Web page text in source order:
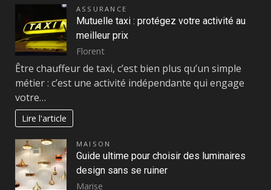
ASSURANCE
Mutuelle taxi : protégez votre activité au
meilleur prix
Florent
Être chauffeur de taxi, c’est bien plus qu’un simple
métier : c’est une activité indépendante qui engage
votre…
Lire l'article
MAISON
Guide ultime pour choisir des luminaires
design sans se ruiner
Marise